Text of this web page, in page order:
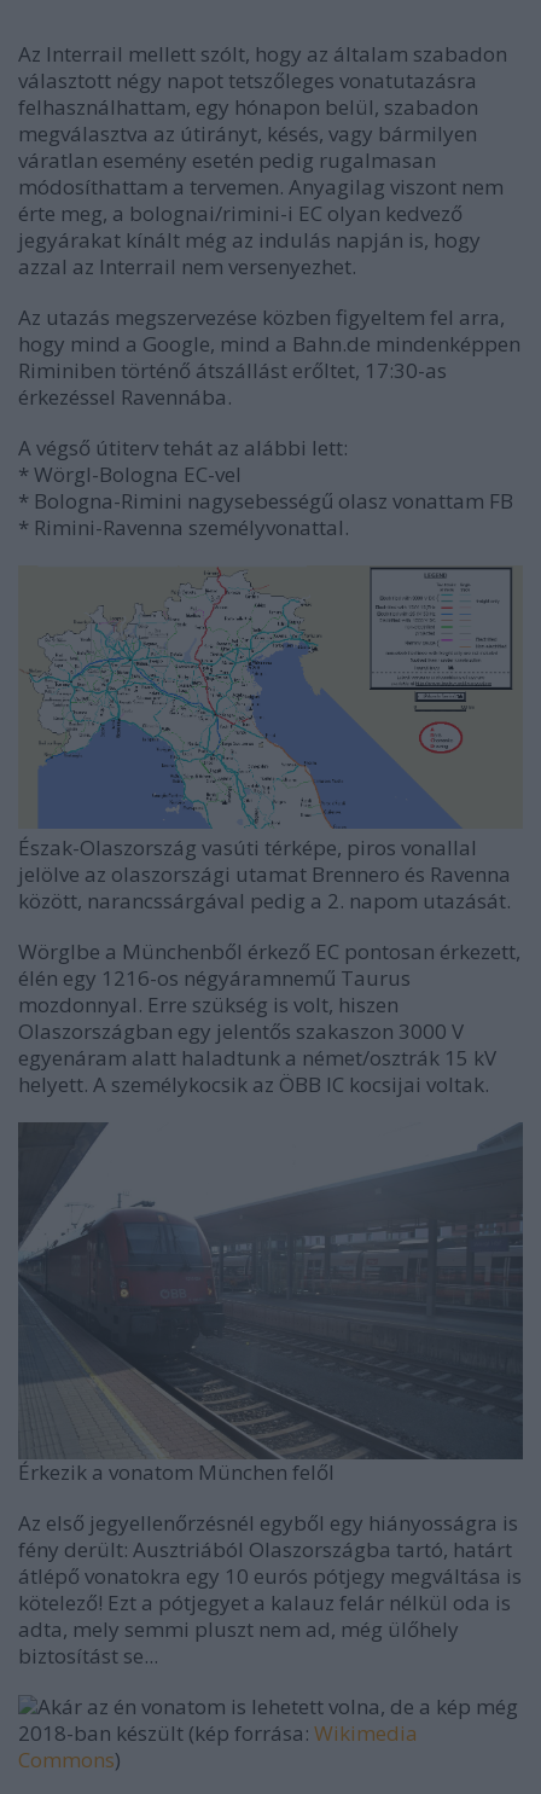
Az Interrail mellett szólt, hogy az általam szabadon
választott négy napot tetszőleges vonatutazásra
felhasználhattam, egy hónapon belül, szabadon
megválasztva az útirányt, késés, vagy bármilyen
váratlan esemény esetén pedig rugalmasan
módosíthattam a tervemen. Anyagilag viszont nem
érte meg, a bolognai/rimini-i EC olyan kedvező
jegyárakat kínált még az indulás napján is, hogy
azzal az Interrail nem versenyezhet.
Az utazás megszervezése közben figyeltem fel arra,
hogy mind a Google, mind a Bahn.de mindenképpen
Riminiben történő átszállást erőltet, 17:30-as
érkezéssel Ravennába.
A végső útiterv tehát az alábbi lett:
* Wörgl-Bologna EC-vel
* Bologna-Rimini nagysebességű olasz vonattam FB
* Rimini-Ravenna személyvonattal.
Észak-Olaszország vasúti térképe, piros vonallal
jelölve az olaszországi utamat Brennero és Ravenna
között, narancssárgával pedig a 2. napom utazását.
Wörglbe a Münchenből érkező EC pontosan érkezett,
élén egy 1216-os négyáramnemű Taurus
mozdonnyal. Erre szükség is volt, hiszen
Olaszországban egy jelentős szakaszon 3000 V
egyenáram alatt haladtunk a német/osztrák 15 kV
helyett. A személykocsik az ÖBB IC kocsijai voltak.
Érkezik a vonatom München felől
Az első jegyellenőrzésnél egyből egy hiányosságra is
fény derült: Ausztriából Olaszországba tartó, határt
átlépő vonatokra egy 10 eurós pótjegy megváltása is
kötelező! Ezt a pótjegyet a kalauz felár nélkül oda is
adta, mely semmi pluszt nem ad, még ülőhely
biztosítást se...
Akár az én vonatom is lehetett volna, de a kép még
2018-ban készült (kép forrása: Wikimedia
Commons)